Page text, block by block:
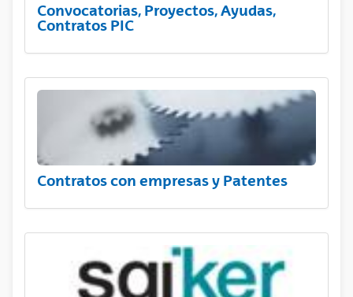
Convocatorias, Proyectos, Ayudas,
Contratos PIC
Contratos con empresas y Patentes